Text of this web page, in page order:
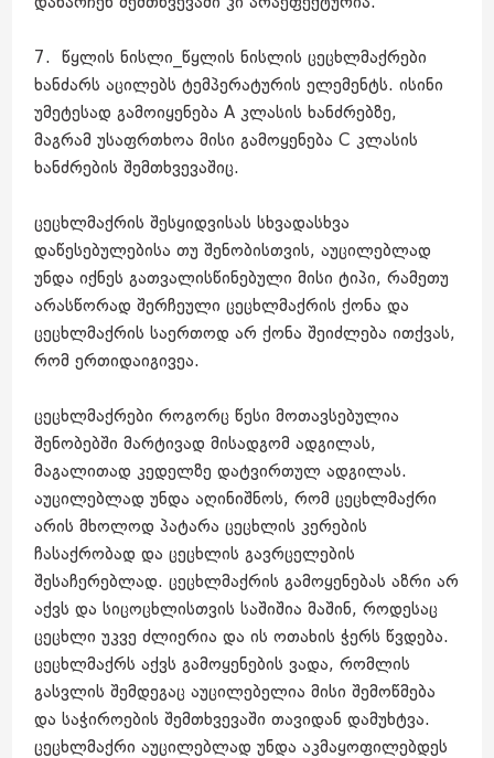
დანარჩენ შემთხვევაში კი არაეფექტურია.
7. წყლის ნისლი_წყლის ნისლის ცეცხლმაქრები
ხანძარს აცილებს ტემპერატურის ელემენტს. ისინი
უმეტესად გამოიყენება A კლასის ხანძრებზე,
მაგრამ უსაფრთხოა მისი გამოყენება C კლასის
ხანძრების შემთხვევაშიც.
ცეცხლმაქრის შესყიდვისას სხვადასხვა
დაწესებულებისა თუ შენობისთვის, აუცილებლად
უნდა იქნეს გათვალისწინებული მისი ტიპი, რამეთუ
არასწორად შერჩეული ცეცხლმაქრის ქონა და
ცეცხლმაქრის საერთოდ არ ქონა შეიძლება ითქვას,
რომ ერთიდაიგივეა.
ცეცხლმაქრები როგორც წესი მოთავსებულია
შენობებში მარტივად მისადგომ ადგილას,
მაგალითად კედელზე დატვირთულ ადგილას.
აუცილებლად უნდა აღინიშნოს, რომ ცეცხლმაქრი
არის მხოლოდ პატარა ცეცხლის კერების
ჩასაქრობად და ცეცხლის გავრცელების
შესაჩერებლად. ცეცხლმაქრის გამოყენებას აზრი არ
აქვს და სიცოცხლისთვის საშიშია მაშინ, როდესაც
ცეცხლი უკვე ძლიერია და ის ოთახის ჭერს წვდება.
ცეცხლმაქრს აქვს გამოყენების ვადა, რომლის
გასვლის შემდეგაც აუცილებელია მისი შემოწმება
და საჭიროების შემთხვევაში თავიდან დამუხტვა.
ცეცხლმაქრი აუცილებლად უნდა აკმაყოფილებდეს